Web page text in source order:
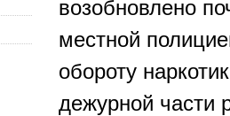
возобновлено
местной
обороту
дежурной части